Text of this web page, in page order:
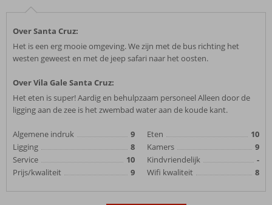
Over Santa Cruz:
Het is een erg mooie omgeving. We zijn met de bus richting het
westen geweest en met de jeep safari naar het oosten.
Over Vila Gale Santa Cruz:
Het eten is super! Aardig en behulpzaam personeel Alleen door de
ligging aan de zee is het zwembad water aan de koude kant.
Algemene indruk
9
Ligging
8
Service
10
Prijs/kwaliteit
9
Eten
10
Kamers
9
Kindvriendelijk
-
Wifi kwaliteit
8